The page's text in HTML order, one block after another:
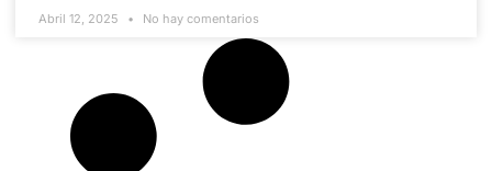
Abril 12, 2025 No hay comentarios